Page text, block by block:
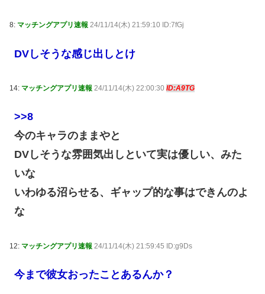
8: マッチングアプリ速報 24/11/14(木) 21:59:10 ID:7fGj
DVしそうな感じ出しとけ
14: マッチングアプリ速報 24/11/14(木) 22:00:30 ID:A9TG
>>8
今のキャラのままやと
DVしそうな雰囲気出しといて実は優しい、みた
いな
いわゆる沼らせる、ギャップ的な事はできんのよ
な
12: マッチングアプリ速報 24/11/14(木) 21:59:45 ID:g9Ds
今まで彼女おったことあるんか？